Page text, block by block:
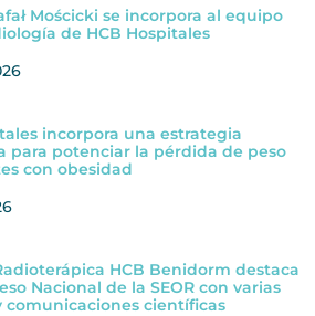
Mościcki se incorpora al equipo
de HCB Hospitales
incorpora una estrategia
para potenciar la pérdida de peso
con obesidad
HCB Benidorm destaca
Nacional de la SEOR con varias
comunicaciones científicas